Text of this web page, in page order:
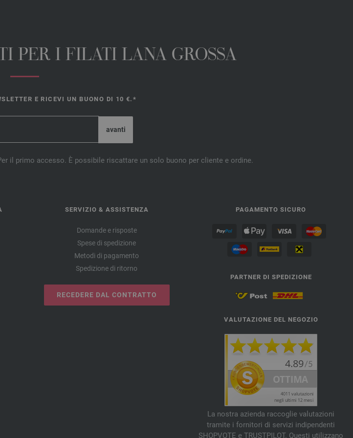
PER I FILATI LANA GROSSA
E RICEVI UN BUONO DI 10 €.*
il primo accesso. È possibile riscattare un solo buono per cliente e ordine.
SERVIZIO & ASSISTENZA
Domande e risposte
Spese di spedizione
Metodi di pagamento
Spedizione di ritorno
RECEDERE DAL CONTRATTO
PAGAMENTO SICURO
PARTNER DI SPEDIZIONE
VALUTAZIONE DEL NEGOZIO
La nostra azienda raccoglie valutazioni
tramite i fornitori di servizi indipendenti
SHOPVOTE e TRUSTPILOT. Questi utilizzano